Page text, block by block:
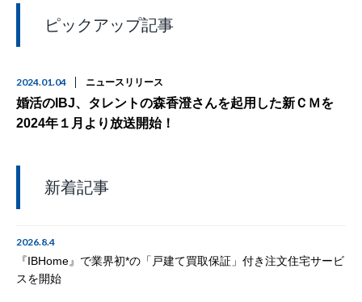
ピックアップ記事
2024.01.04 ニュースリリース
婚活のIBJ、タレントの森香澄さんを起用した新ＣＭを
2024年１月より放送開始！
新着記事
2026.8.4
『IBHome』で業界初*の「戸建て買取保証」付き注文住宅サービ
スを開始